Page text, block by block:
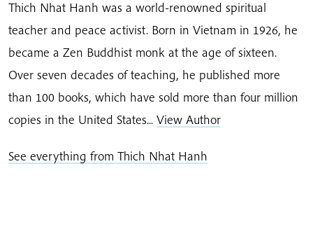
Thich Nhat Hanh was a world-renowned spiritual
teacher and peace activist. Born in Vietnam in 1926, he
became a Zen Buddhist monk at the age of sixteen.
Over seven decades of teaching, he published more
than 100 books, which have sold more than four million
copies in the United States... View Author
See everything from Thich Nhat Hanh